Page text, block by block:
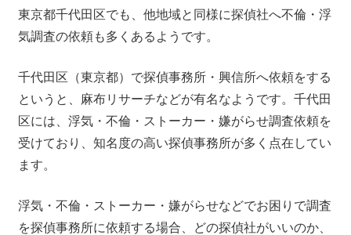
東京都千代田区でも、他地域と同様に探偵社へ不倫・浮
気調査の依頼も多くあるようです。
千代田区（東京都）で探偵事務所・興信所へ依頼をする
というと、麻布リサーチなどが有名なようです。千代田
区には、浮気・不倫・ストーカー・嫌がらせ調査依頼を
受けており、知名度の高い探偵事務所が多く点在してい
ます。
浮気・不倫・ストーカー・嫌がらせなどでお困りで調査
を探偵事務所に依頼する場合、どの探偵社がいいのか、